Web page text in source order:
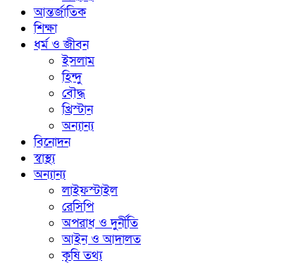
আন্তর্জাতিক
শিক্ষা
ধর্ম ও জীবন
ইসলাম
হিন্দু
বৌদ্ধ
খ্রিস্টান
অন্যান্য
বিনোদন
স্বাস্থ্য
অন্যান্য
লাইফস্টাইল
রেসিপি
অপরাধ ও দুর্নীতি
আইন ও আদালত
কৃষি তথ্য